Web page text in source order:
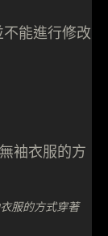
服的方式穿著